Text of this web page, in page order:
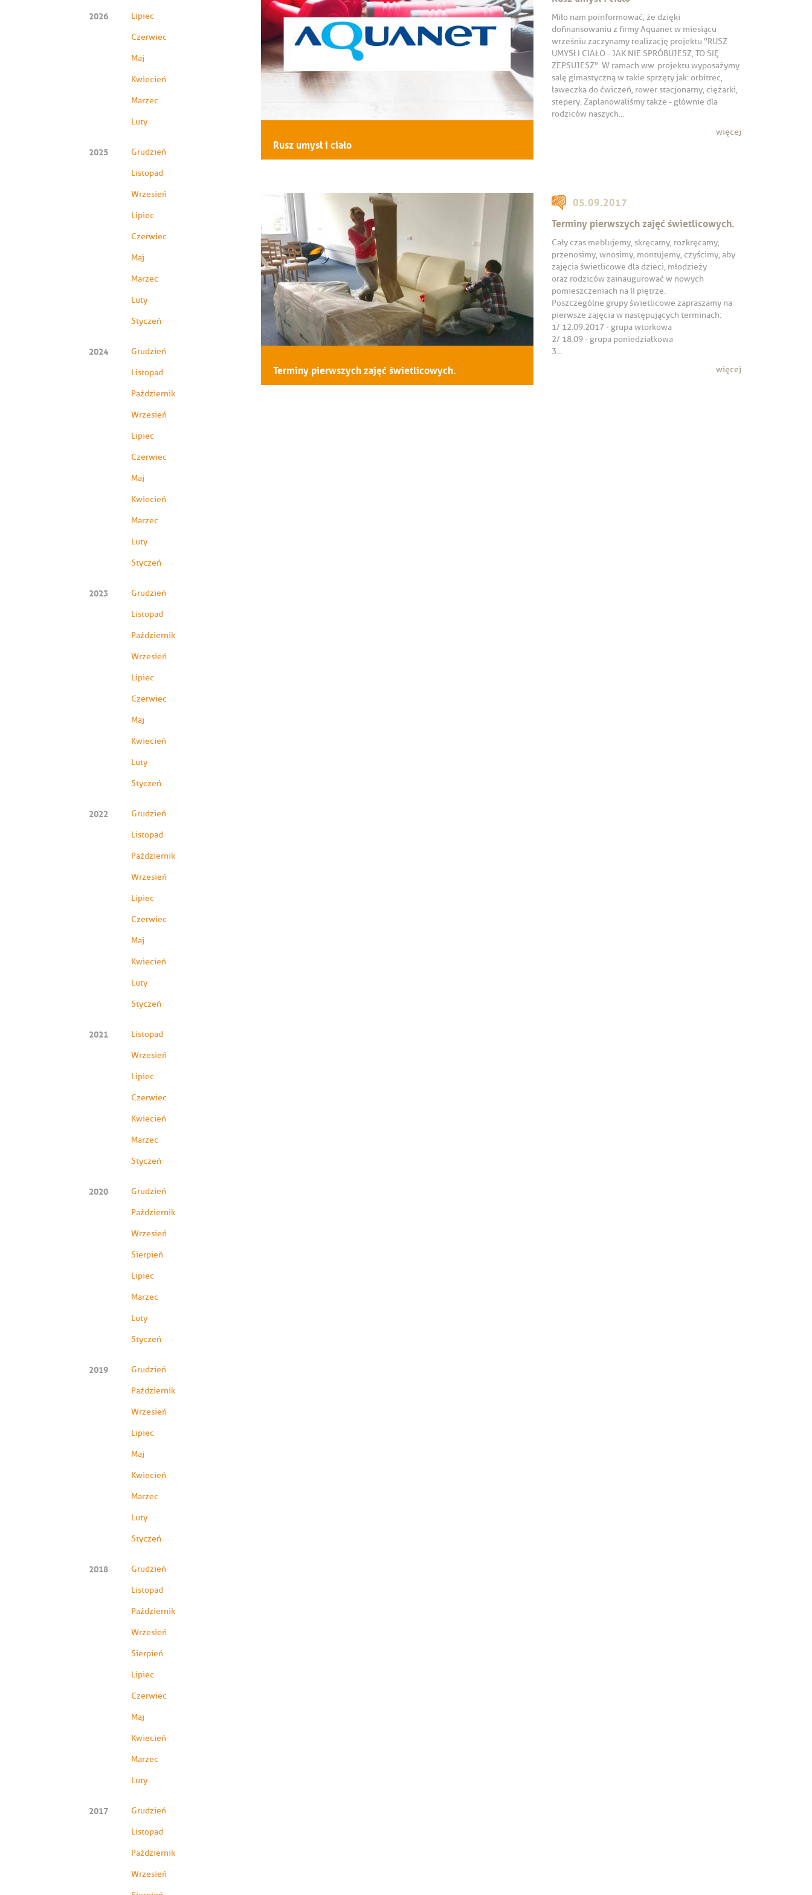
2026 Lipiec
Czerwiec
Maj
Kwiecień
Marzec
Luty
2025 Grudzień
Listopad
Wrzesień
Lipiec
Czerwiec
Maj
Marzec
Luty
Styczeń
2024 Grudzień
Listopad
Październik
Wrzesień
Lipiec
Czerwiec
Maj
Kwiecień
Marzec
Luty
Styczeń
2023 Grudzień
Listopad
Październik
Wrzesień
Lipiec
Czerwiec
Maj
Kwiecień
Luty
Styczeń
2022 Grudzień
Listopad
Październik
Wrzesień
Lipiec
Czerwiec
Maj
Kwiecień
Luty
Styczeń
2021 Listopad
Wrzesień
Lipiec
Czerwiec
Kwiecień
Marzec
Styczeń
2020 Grudzień
Październik
Wrzesień
Sierpień
Lipiec
Marzec
Luty
Styczeń
2019 Grudzień
Październik
Wrzesień
Lipiec
Maj
Kwiecień
Marzec
Luty
Styczeń
2018 Grudzień
Listopad
Październik
Wrzesień
Sierpień
Lipiec
Czerwiec
Maj
Kwiecień
Marzec
Luty
2017 Grudzień
Listopad
Październik
Wrzesień
Rusz umysł i ciało
Miło nam poinformować, że dzięki
dofinansowaniu z firmy Aquanet w miesiącu
wrześniu zaczynamy realizację projektu "RUSZ
UMYSł I CIAŁO - JAK NIE SPRÓBUJESZ, TO SIĘ
ZEPSUJESZ". W ramach ww. projektu wyposażymy
salę gimastyczną w takie sprzęty jak: orbitrec,
ławeczka do ćwiczeń, rower stacjonarny, ciężarki,
stepery. Zaplanowaliśmy także - głównie dla
rodziców naszych...
więcej
Terminy pierwszych zajęć świetlicowych.
05.09.2017
Terminy pierwszych zajęć świetlicowych.
Cały czas meblujemy, skręcamy, rozkręcamy,
przenosimy, wnosimy, montujemy, czyścimy, aby
zajęcia świetlicowe dla dzieci, młodzieży
oraz rodziców zainaugurować w nowych
pomieszczeniach na II piętrze.
Poszczególne grupy świetlicowe zapraszamy na
pierwsze zajęcia w następujących terminach:
1/ 12.09.2017 - grupa wtorkowa
2/ 18.09 - grupa poniedziałkowa
3...
więcej